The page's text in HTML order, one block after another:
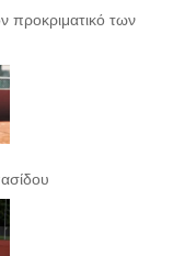
προκριματικό των